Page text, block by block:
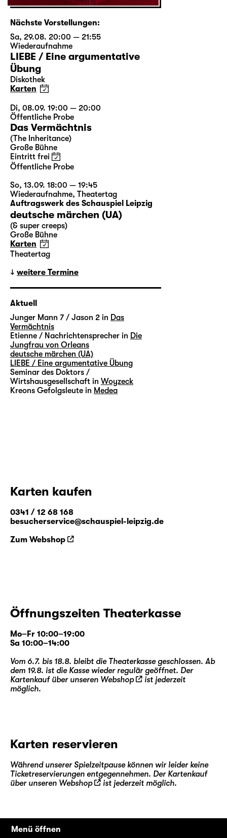
Nächste Vorstellungen:
Sa, 29.08. 20:00 — 21:55
Wiederaufnahme
LIEBE / Eine argumentative
Übung
Diskothek
Karten
Di, 08.09. 19:00 — 20:00
Öffentliche Probe
Das Vermächtnis
(The Inheritance)
Große Bühne
Eintritt frei
Öffentliche Probe
So, 13.09. 18:00 — 19:45
Wiederaufnahme, Theatertag
Auftragswerk des Schauspiel Leipzig
deutsche märchen (UA)
(& super creeps)
Große Bühne
Karten
Theatertag
weitere Termine
Aktuell
Junger Mann 7 / Jason 2 in Das
Vermächtnis
Etienne / Nachrichtensprecher in Die
Jungfrau von Orleans
deutsche märchen (UA)
LIEBE / Eine argumentative Übung
Seminar des Doktors /
Wirtshausgesellschaft in Woyzeck
Kreons Gefolgsleute in Medea
Karten kaufen
0341 / 12 68 168
besucherservice@schauspiel-leipzig.de
Zum Webshop
Öffnungszeiten Theaterkasse
Mo–Fr 10:00–19:00
Sa 10:00–14:00
Vom 6.7. bis 18.8. bleibt die Theaterkasse geschlossen. Ab
dem 19.8. ist die Kasse wieder regulär geöffnet. Der
Kartenkauf über unseren Webshop
ist jederzeit
möglich.
Karten reservieren
Während unserer Spielzeitpause können wir leider keine
Ticketreservierungen entgegennehmen. Der Kartenkauf
über unseren Webshop ist jederzeit möglich.
Menü öffnen